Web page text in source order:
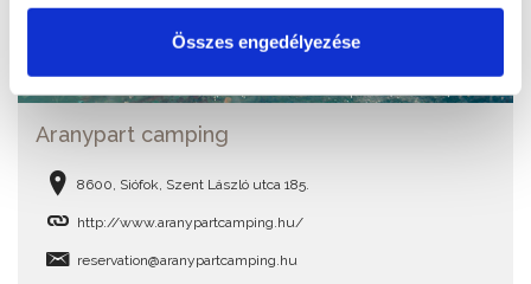
Összes engedélyezése
Aranypart camping
8600, Siófok, Szent László utca 185.
http://www.aranypartcamping.hu/
reservation@aranypartcamping.hu